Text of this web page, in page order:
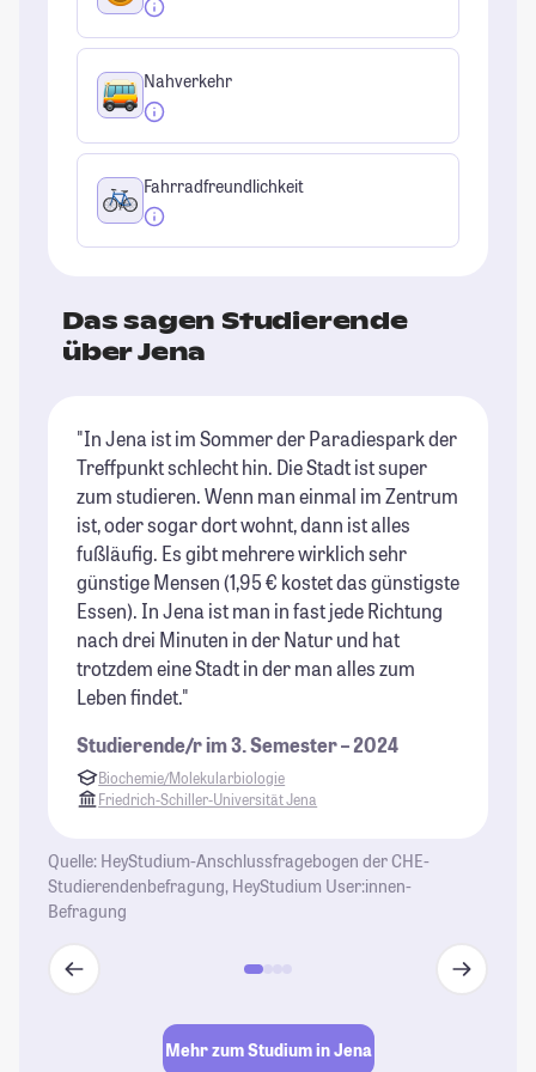
Nahverkehr
Fahrradfreundlichkeit
Das sagen Studierende
über Jena
"In Jena ist im Sommer der Paradiespark der
Treffpunkt schlecht hin. Die Stadt ist super
zum studieren. Wenn man einmal im Zentrum
ist, oder sogar dort wohnt, dann ist alles
fußläufig. Es gibt mehrere wirklich sehr
günstige Mensen (1,95 € kostet das günstigste
Essen). In Jena ist man in fast jede Richtung
nach drei Minuten in der Natur und hat
trotzdem eine Stadt in der man alles zum
Leben findet."
Studierende/r im 3. Semester – 2024
Biochemie/Molekularbiologie
Friedrich-Schiller-Universität Jena
Quelle: HeyStudium-Anschlussfragebogen der CHE-
Studierendenbefragung, HeyStudium User:innen-
Befragung
Mehr zum Studium in Jena